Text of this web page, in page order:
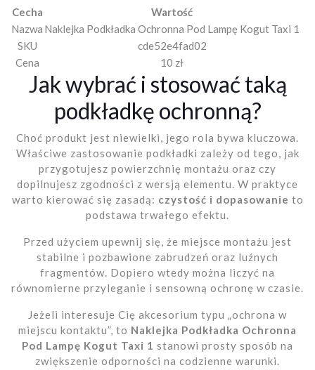
Cecha
Wartość
Nazwa Naklejka Podkładka Ochronna Pod Lampę Kogut Taxi 1
SKU
cde52e4fad02
Cena
10 zł
Jak wybrać i stosować taką
podkładkę ochronną?
Choć produkt jest niewielki, jego rola bywa kluczowa.
Właściwe zastosowanie podkładki zależy od tego, jak
przygotujesz powierzchnię montażu oraz czy
dopilnujesz zgodności z wersją elementu. W praktyce
warto kierować się zasadą: czystość i dopasowanie to
podstawa trwałego efektu.
Przed użyciem upewnij się, że miejsce montażu jest
stabilne i pozbawione zabrudzeń oraz luźnych
fragmentów. Dopiero wtedy można liczyć na
równomierne przyleganie i sensowną ochronę w czasie.
Jeżeli interesuje Cię akcesorium typu „ochrona w
miejscu kontaktu”, to Naklejka Podkładka Ochronna
Pod Lampę Kogut Taxi 1 stanowi prosty sposób na
zwiększenie odporności na codzienne warunki.